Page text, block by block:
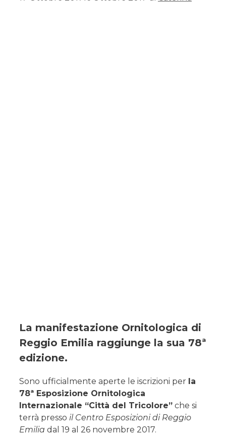
La manifestazione Ornitologica di
Reggio Emilia raggiunge la sua 78ª
edizione.
Sono ufficialmente aperte le iscrizioni per la
78ª Esposizione Ornitologica
Internazionale “Città del Tricolore” che si
terrà presso il Centro Esposizioni di Reggio
Emilia dal 19 al 26 novembre 2017.